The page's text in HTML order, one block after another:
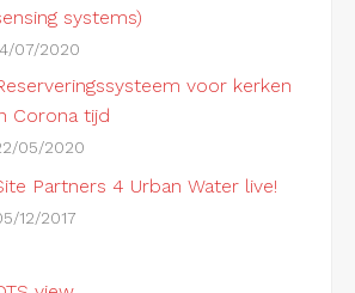
systems)
07/2020
voor kerken
Corona tijd
05/2020
Partners 4 Urban Water live!
12/2017